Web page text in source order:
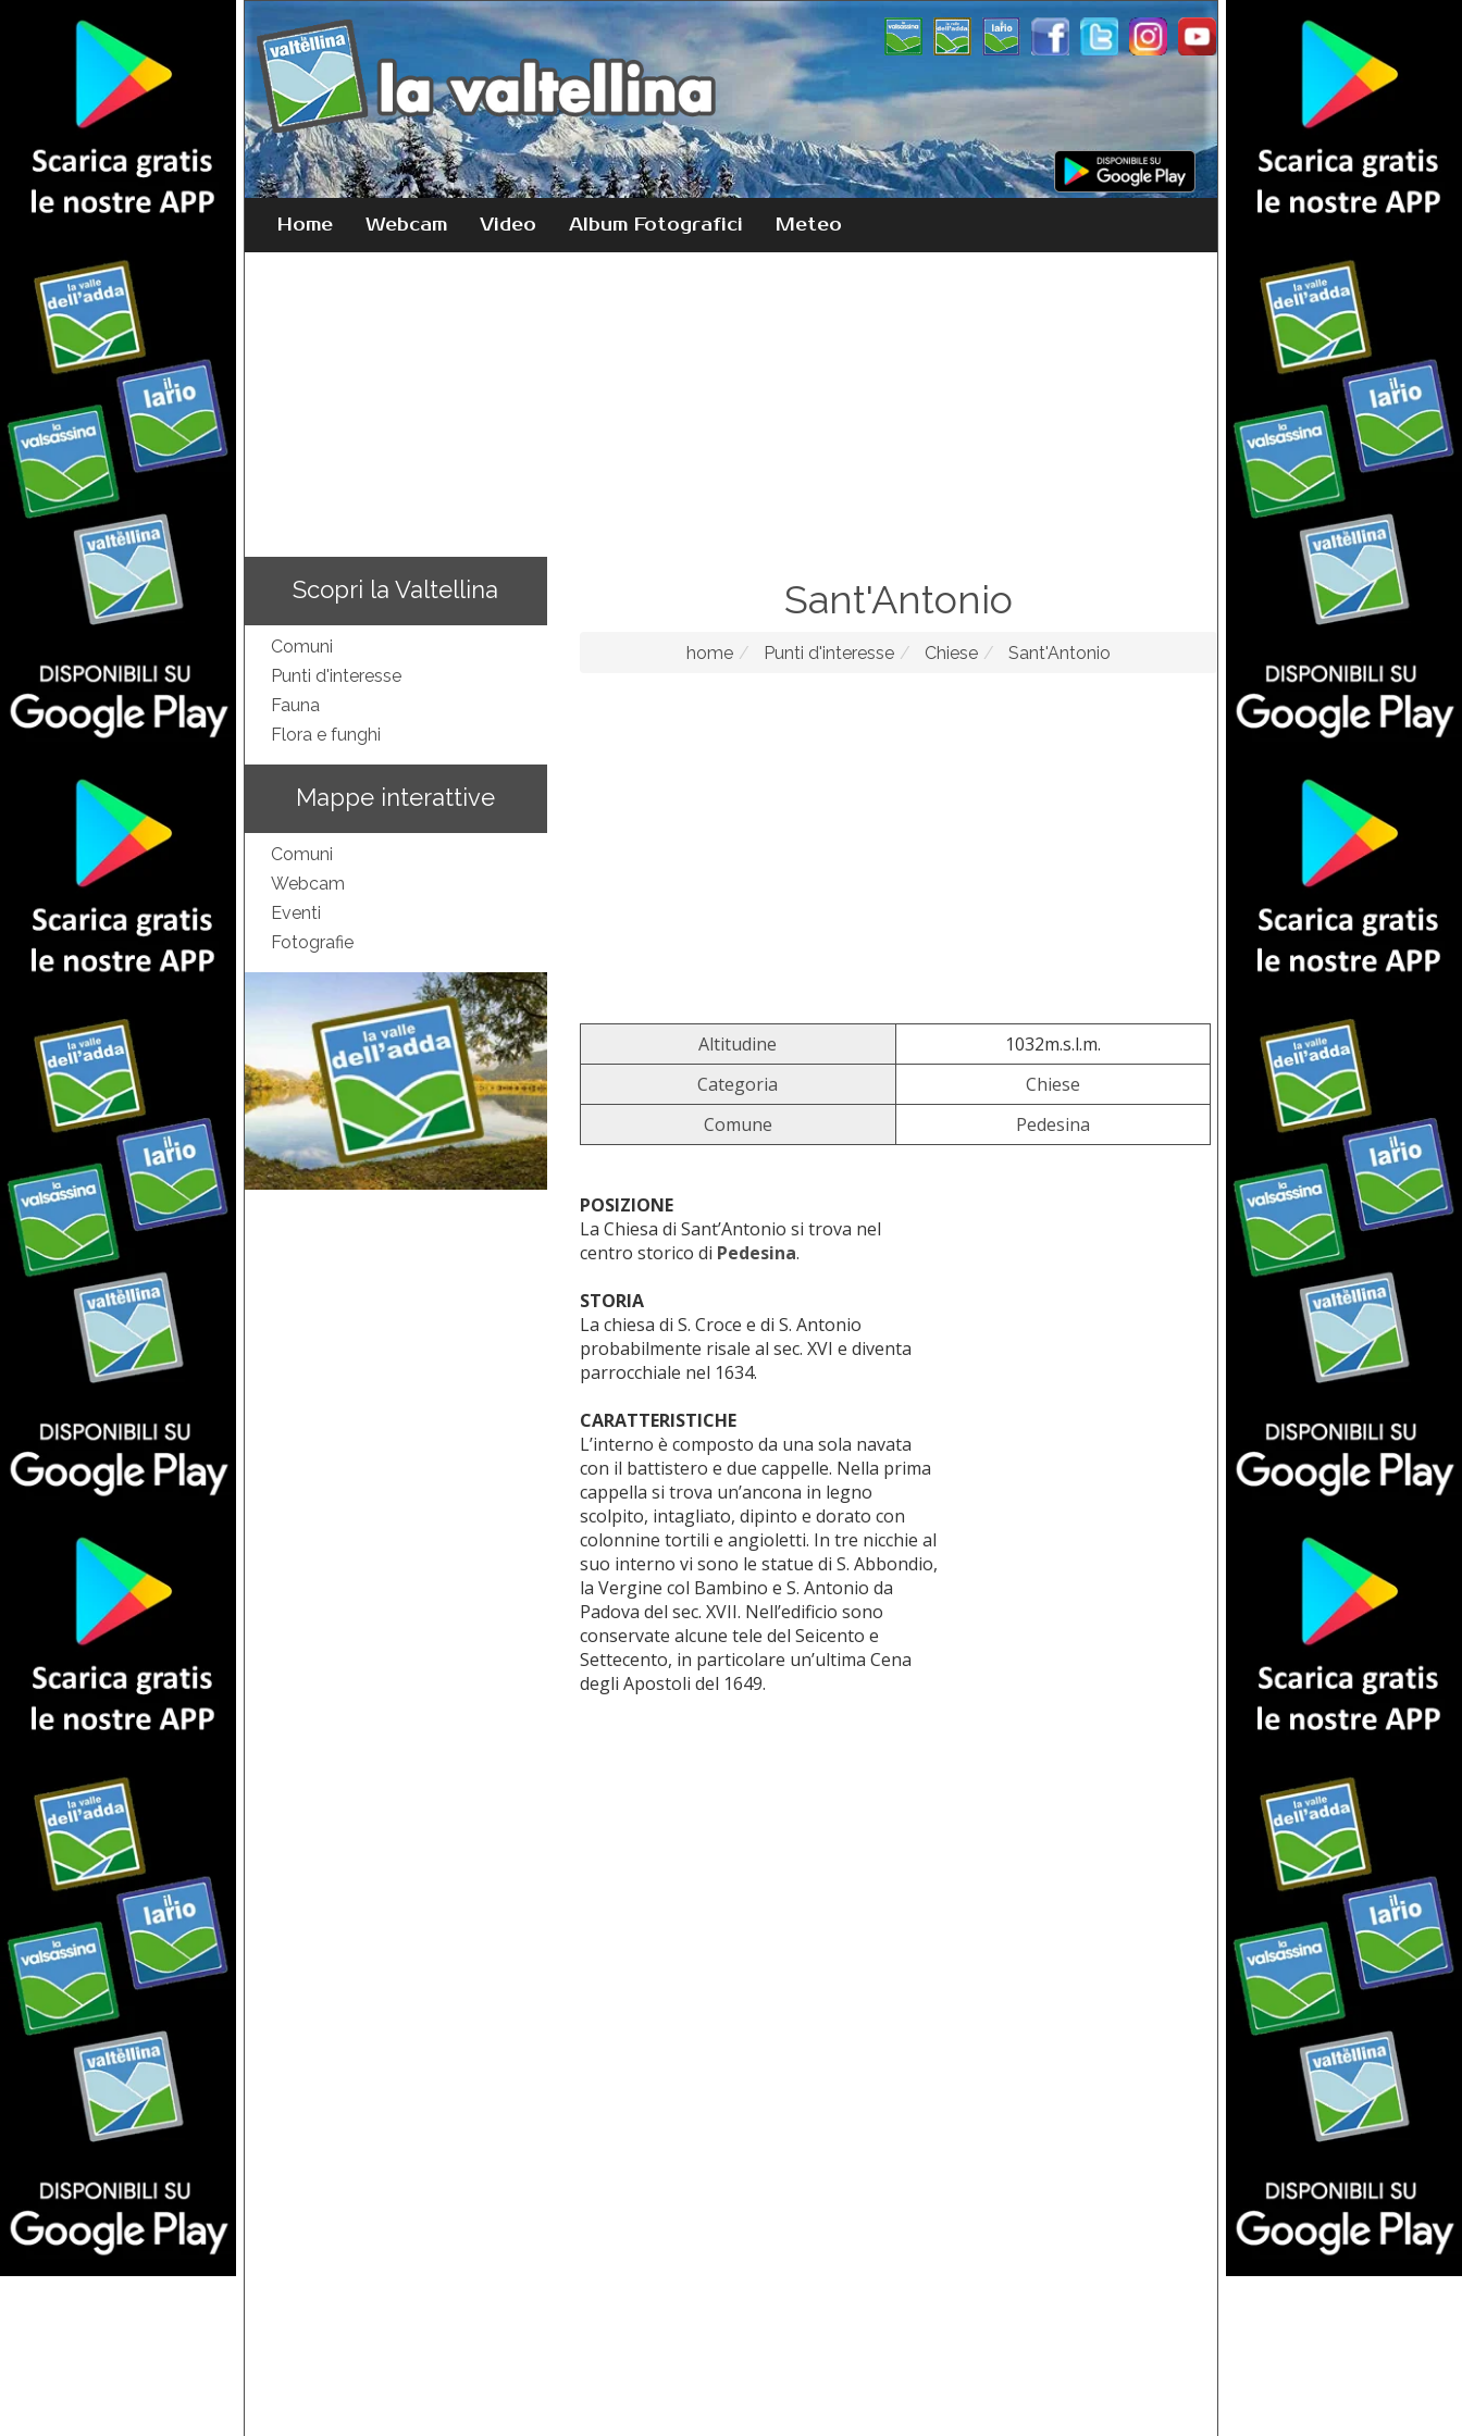
Home Webcam Video Album Fotografici Meteo
Scopri la Valtellina
Comuni
Punti d'interesse
Fauna
Flora e funghi
Mappe interattive
Comuni
Webcam
Eventi
Fotografie
Sant'Antonio
home Punti d'interesse Chiese Sant'Antonio
Altitudine
1032m.s.l.m.
Categoria
Chiese
Comune
Pedesina
POSIZIONE
La Chiesa di Sant’Antonio si trova nel
centro storico di Pedesina.
STORIA
La chiesa di S. Croce e di S. Antonio
probabilmente risale al sec. XVI e diventa
parrocchiale nel 1634.
CARATTERISTICHE
L’interno è composto da una sola navata
con il battistero e due cappelle. Nella prima
cappella si trova un’ancona in legno
scolpito, intagliato, dipinto e dorato con
colonnine tortili e angioletti. In tre nicchie al
suo interno vi sono le statue di S. Abbondio,
la Vergine col Bambino e S. Antonio da
Padova del sec. XVII. Nell’edificio sono
conservate alcune tele del Seicento e
Settecento, in particolare un’ultima Cena
degli Apostoli del 1649.